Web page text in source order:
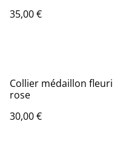
35,00 €
Collier médaillon fleuri
rose
30,00 €